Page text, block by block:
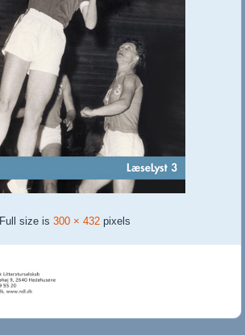
Full size is 300 × 432pixels